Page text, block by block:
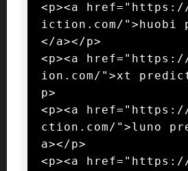
<p><a
iction.com/">huobi
</a></p>
<p><a
ion.com/">xt
p>
<p><a
ction.com/">luno
a></p>
<p><a